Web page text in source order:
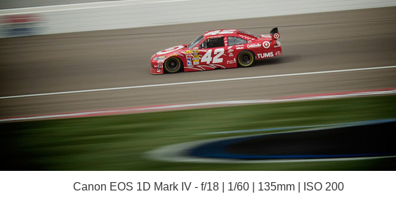
Canon EOS 1D Mark IV - f/18 | 1/60 | 135mm | ISO 200